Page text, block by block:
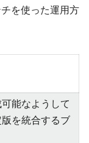
を使った運用方
能なようして
を統合するブ